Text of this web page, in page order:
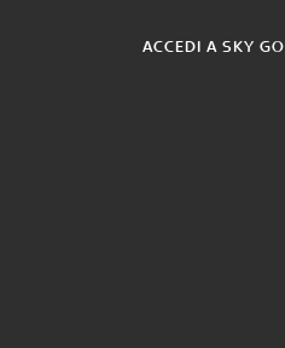
ACCEDI A SKY GO